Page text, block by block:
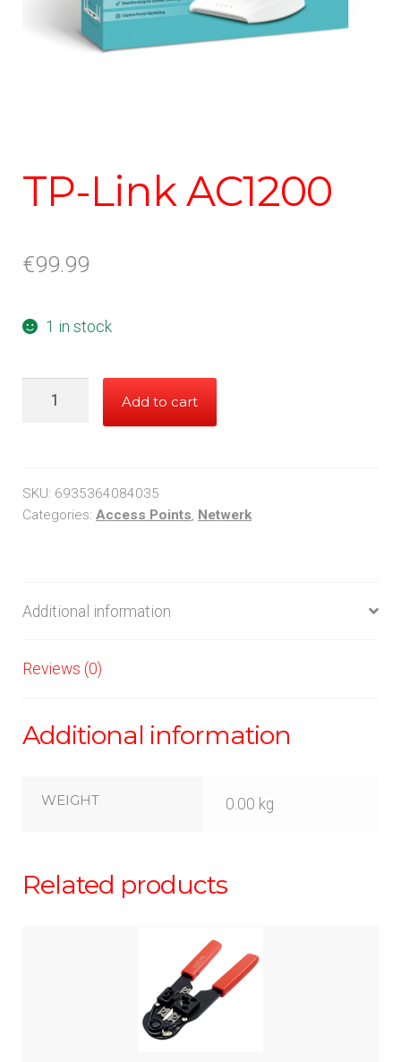
TP-Link AC1200
€99.99
1 in stock
Add to cart
SKU: 6935364084035
Categories: Access Points Netwerk
Additional information
Reviews (0)
Additional information
WEIGHT 0.00 kg
Related products